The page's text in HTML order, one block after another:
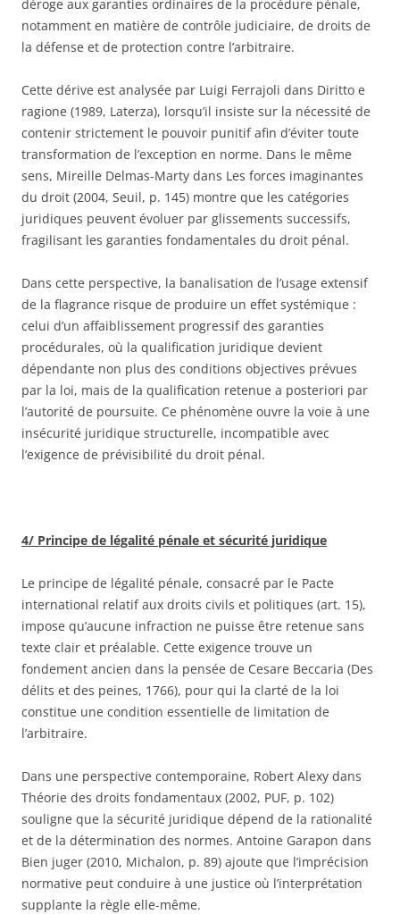
déroge aux garanties ordinaires de la procédure pénale,
notamment en matière de contrôle judiciaire, de droits de
la défense et de protection contre l’arbitraire.
Cette dérive est analysée par Luigi Ferrajoli dans Diritto e
ragione (1989, Laterza), lorsqu’il insiste sur la nécessité de
contenir strictement le pouvoir punitif afin d’éviter toute
transformation de l’exception en norme. Dans le même
sens, Mireille Delmas-Marty dans Les forces imaginantes
du droit (2004, Seuil, p. 145) montre que les catégories
juridiques peuvent évoluer par glissements successifs,
fragilisant les garanties fondamentales du droit pénal.
Dans cette perspective, la banalisation de l’usage extensif
de la flagrance risque de produire un effet systémique :
celui d’un affaiblissement progressif des garanties
procédurales, où la qualification juridique devient
dépendante non plus des conditions objectives prévues
par la loi, mais de la qualification retenue a posteriori par
l’autorité de poursuite. Ce phénomène ouvre la voie à une
insécurité juridique structurelle, incompatible avec
l’exigence de prévisibilité du droit pénal.
4/ Principe de légalité pénale et sécurité juridique
Le principe de légalité pénale, consacré par le Pacte
international relatif aux droits civils et politiques (art. 15),
impose qu’aucune infraction ne puisse être retenue sans
texte clair et préalable. Cette exigence trouve un
fondement ancien dans la pensée de Cesare Beccaria (Des
délits et des peines, 1766), pour qui la clarté de la loi
constitue une condition essentielle de limitation de
l’arbitraire.
Dans une perspective contemporaine, Robert Alexy dans
Théorie des droits fondamentaux (2002, PUF, p. 102)
souligne que la sécurité juridique dépend de la rationalité
et de la détermination des normes. Antoine Garapon dans
Bien juger (2010, Michalon, p. 89) ajoute que l’imprécision
normative peut conduire à une justice où l’interprétation
supplante la règle elle-même.